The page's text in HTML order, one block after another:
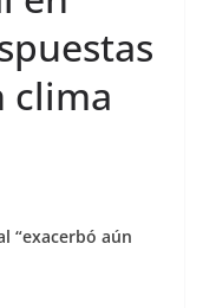
clima
“exacerbó aún